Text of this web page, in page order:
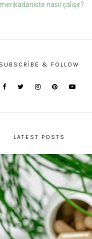
nasıl çalışır?
SUBSCRIBE & FOLLOW
LATEST POSTS